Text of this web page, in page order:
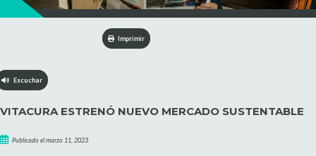
Imprimir
Escuchar
VITACURA ESTRENÓ NUEVO MERCADO SUSTENTABLE
Publicado el marzo 11, 2023